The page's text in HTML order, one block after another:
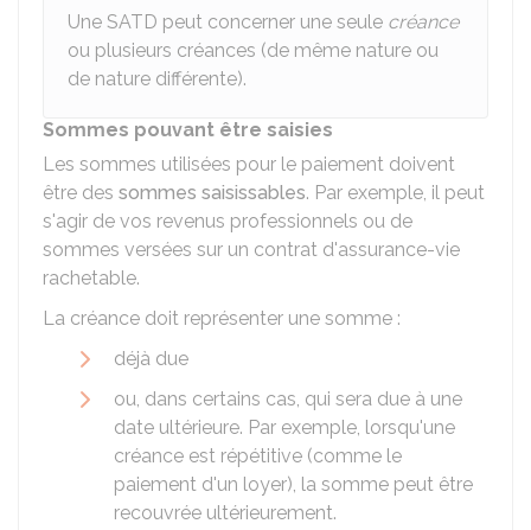
Une SATD peut concerner une seule créance
ou plusieurs créances (de même nature ou
de nature différente).
Sommes pouvant être saisies
Les sommes utilisées pour le paiement doivent
être des sommes saisissables. Par exemple, il peut
s'agir de vos revenus professionnels ou de
sommes versées sur un contrat d'assurance-vie
rachetable.
La créance doit représenter une somme :
déjà due
ou, dans certains cas, qui sera due à une
date ultérieure. Par exemple, lorsqu'une
créance est répétitive (comme le
paiement d'un loyer), la somme peut être
recouvrée ultérieurement.